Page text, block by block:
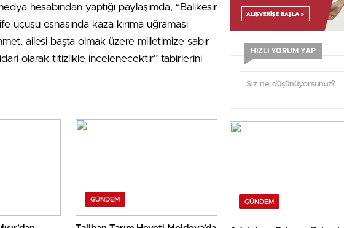
hesabından yaptığı paylaşımda, “Balıkesir
uçuşu esnasında kaza kırıma uğraması
ailesi başta olmak üzere milletimize sabır
olarak titizlikle incelenecektir” tabirlerini
GÜNDEM
HIZLI YORUM YAP
GÜNDEM